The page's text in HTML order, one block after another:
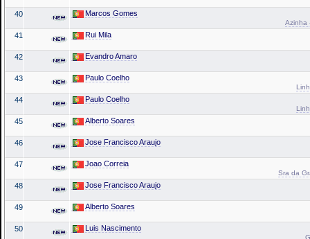
40 Marcos Gomes
Azinha
41 Rui Mila
42 Evandro Amaro
43 Paulo Coelho
44 Paulo Coelho
45 Alberto Soares
46 Jose Francisco Araujo
47 Joao Correia
Sra da
48 Jose Francisco Araujo
49 Alberto Soares
50 Luis Nascimento